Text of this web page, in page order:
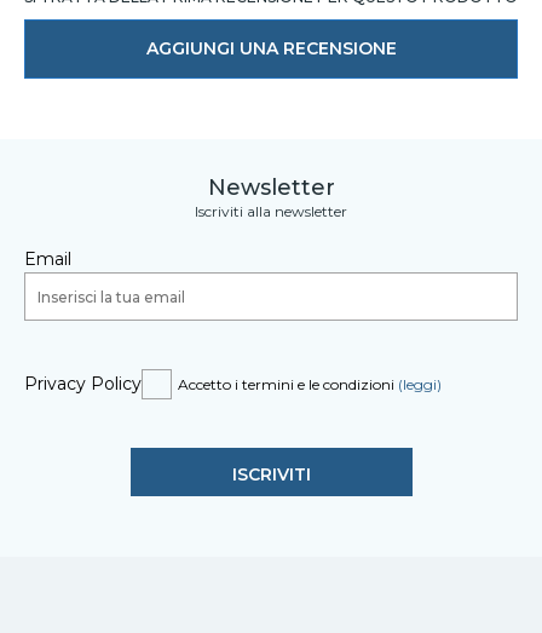
AGGIUNGI UNA RECENSIONE
Newsletter
Iscriviti alla newsletter
Email
Privacy Policy Accetto i termini e le condizioni (leggi)